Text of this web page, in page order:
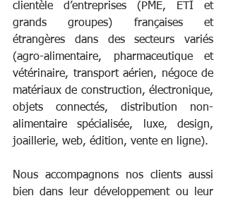
clientèle d’entreprises (PME, ETI et
grands groupes) françaises et
étrangères dans des secteurs variés
(agro-alimentaire, pharmaceutique et
vétérinaire, transport aérien, négoce de
matériaux de construction, électronique,
objets connectés, distribution non-
alimentaire spécialisée, luxe, design,
joaillerie, web, édition, vente en ligne).
Nous accompagnons nos clients aussi
bien dans leur développement ou leur